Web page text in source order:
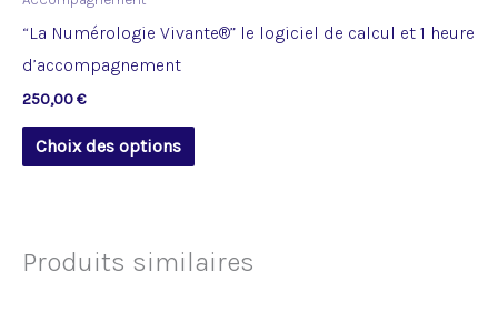
“La Numérologie Vivante®” le logiciel de calcul et 1 heure
d’accompagnement
250,00€
Choix des options
Produits similaires